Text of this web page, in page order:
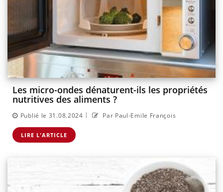
Les micro-ondes dénaturent-ils les propriétés
nutritives des aliments ?
Publié le 31.08.2024 | Par Paul-Emile François
LIRE L'ARTICLE